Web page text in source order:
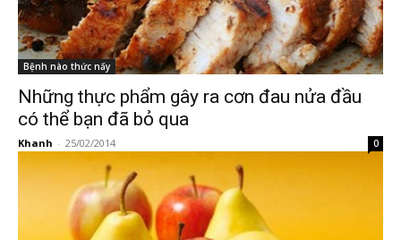
Bệnh nào thức nấy
Những thực phẩm gây ra cơn đau nửa đầu
có thể bạn đã bỏ qua
Khanh - 25/02/2014 0